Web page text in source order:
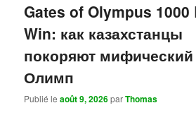
Gates of Olympus 1000
Win: как казахстанцы
покоряют мифический
Олимп
Publié leaoût 9, 2026parThomas